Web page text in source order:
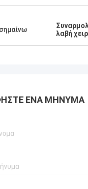
λαβή
ΈΝΑ ΜΉΝΥΜΑ